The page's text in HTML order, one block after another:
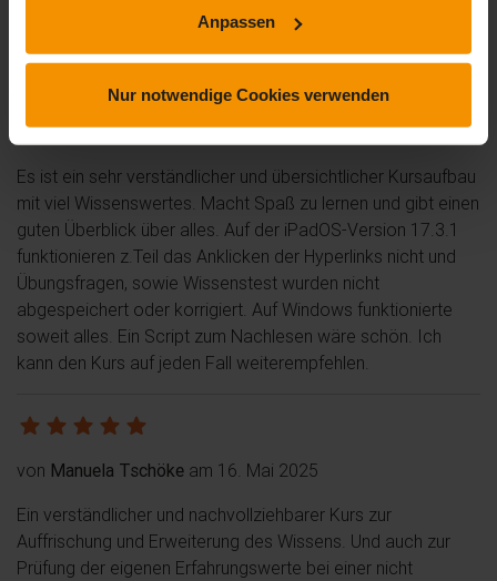
Anpassen
Nur notwendige Cookies verwenden
vonPatricia Wageneram 25. August 2025
Es ist ein sehr verständlicher und übersichtlicher Kursaufbau
mit viel Wissenswertes. Macht Spaß zu lernen und gibt einen
guten Überblick über alles. Auf der iPadOS-Version 17.3.1
funktionieren z.Teil das Anklicken der Hyperlinks nicht und
Übungsfragen, sowie Wissenstest wurden nicht
abgespeichert oder korrigiert. Auf Windows funktionierte
soweit alles. Ein Script zum Nachlesen wäre schön. Ich
kann den Kurs auf jeden Fall weiterempfehlen.
von Manuela Tschöke am 16. Mai 2025
Ein verständlicher und nachvollziehbarer Kurs zur
Auffrischung und Erweiterung des Wissens. Und auch zur
Prüfung der eigenen Erfahrungswerte bei einer nicht